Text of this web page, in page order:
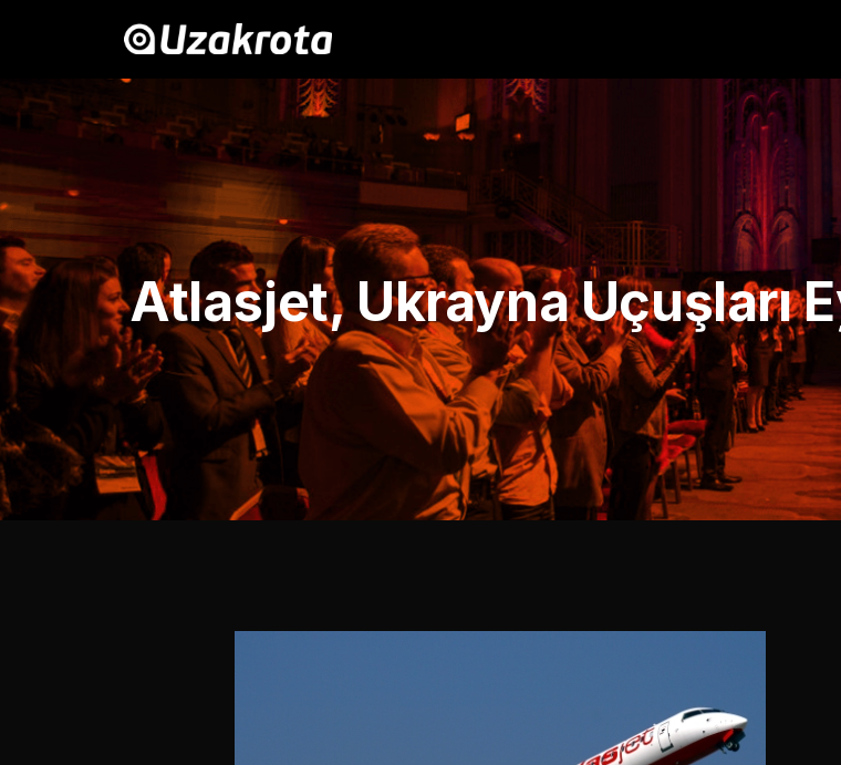
Atlasjet, Ukrayna Uçuşları